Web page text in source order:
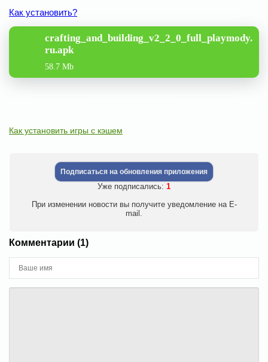
Как установить?
crafting_and_building_v2_2_0_full_playmody.
ru.apk
58.7 Mb
Как установить игры с кэшем
Подписаться на обновления приложения
Уже подписались: 1
При изменении новости вы получите уведомление на E-
mail.
Комментарии (1)